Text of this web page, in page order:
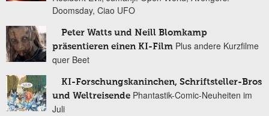
Doomsday, Ciao UFO
Peter Watts und Neill Blomkamp
präsentieren einen KI-Film Plus andere Kurzfilme
quer Beet
KI-Forschungskaninchen, Schriftsteller-Bros
und Weltreisende Phantastik-Comic-Neuheiten im
Juli